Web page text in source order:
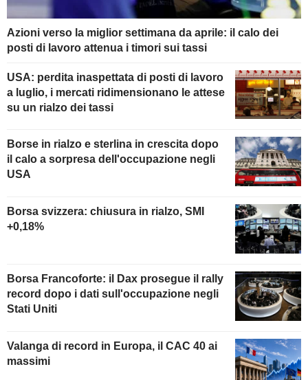
Azioni verso la miglior settimana da aprile: il calo dei
posti di lavoro attenua i timori sui tassi
USA: perdita inaspettata di posti di lavoro
a luglio, i mercati ridimensionano le attese
su un rialzo dei tassi
Borse in rialzo e sterlina in crescita dopo
il calo a sorpresa dell'occupazione negli
USA
Borsa svizzera: chiusura in rialzo, SMI
+0,18%
Borsa Francoforte: il Dax prosegue il rally
record dopo i dati sull'occupazione negli
Stati Uniti
Valanga di record in Europa, il CAC 40 ai
massimi